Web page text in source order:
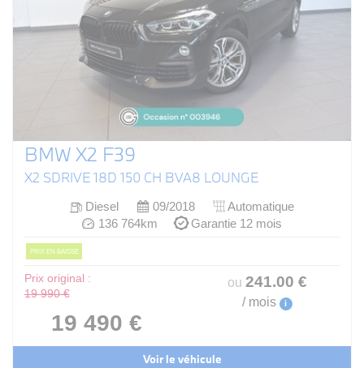
BMW X2 F39
X2 SDRIVE 18D 150 CH BVA8 LOUNGE
Diesel 09/2018
Automatique
136 764km
Garantie 12 mois
PRIX EN BAISSE
Prix original :
19 990 €
19 490 €
ou 241.00 €
/ mois i
Voir le véhicule